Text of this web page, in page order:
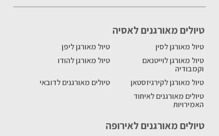
טיולים מאורגנים לאסיה
טיול מאורגן לסין
טיול מאורגן ליפן
טיול מאורגן לוייטנאם
וקמבודיה
טיול מאורגן להודו
טיול מאורגן לקירגיזסטאן
טיולים מאורגנים לדובאי
טיולים מאורגנים לאיחוד
האמירויות
טיולים מאורגנים לאירופה